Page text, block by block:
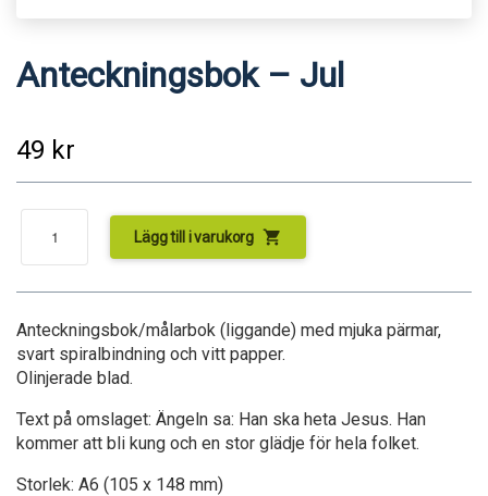
Anteckningsbok – Jul
49 kr
Lägg till i varukorg shopping_cart
Anteckningsbok/målarbok (liggande) med mjuka pärmar,
svart spiralbindning och vitt papper.
Olinjerade blad.
Text på omslaget: Ängeln sa: Han ska heta Jesus. Han
kommer att bli kung och en stor glädje för hela folket.
Storlek: A6 (105 x 148 mm)